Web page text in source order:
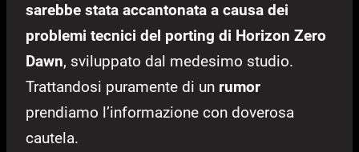
sarebbe stata accantonata a causa dei
problemi tecnici del porting di Horizon Zero
Dawn, sviluppato dal medesimo studio.
Trattandosi puramente di un rumor
prendiamo l’informazione con doverosa
cautela.